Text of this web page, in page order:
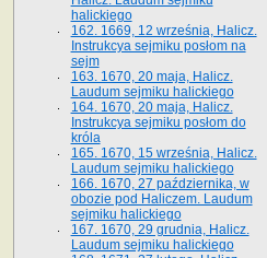
halickiego
162. 1669, 12 września, Halicz.
Instrukcya sejmiku posłom na
sejm
163. 1670, 20 maja, Halicz.
Laudum sejmiku halickiego
164. 1670, 20 maja, Halicz.
Instrukcya sejmiku posłom do
króla
165. 1670, 15 września, Halicz.
Laudum sejmiku halickiego
166. 1670, 27 października, w
obozie pod Haliczem. Laudum
sejmiku halickiego
167. 1670, 29 grudnia, Halicz.
Laudum sejmiku halickiego